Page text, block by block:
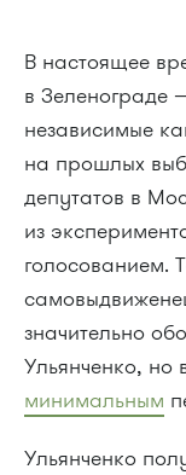
В настоящее
в Зеленограде
независимые
на прошлых
депутатов в
из
голосованием.
значительно
Ульянченко, но
минимальным
Ульянченко